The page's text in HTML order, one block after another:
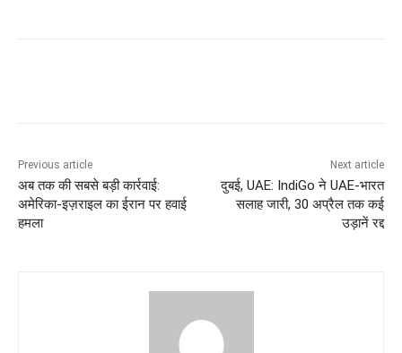
Previous article
अब तक की सबसे बड़ी कार्रवाई:
अमेरिका-इज़राइल का ईरान पर हवाई
हमला
Next article
दुबई, UAE: IndiGo ने UAE-भारत
सलाह जारी, 30 अप्रैल तक कई
उड़ानें रद्द